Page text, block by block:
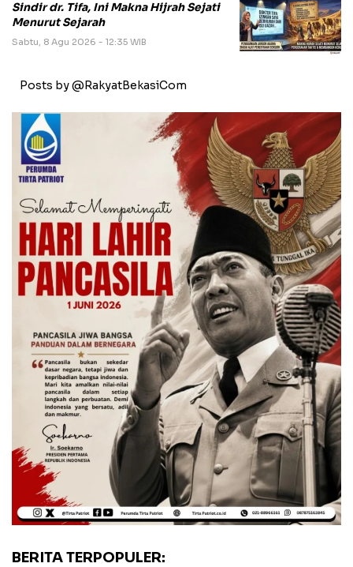
Sindir dr. Tifa, Ini Makna Hijrah Sejati
Menurut Sejarah
Sabtu, 8 Agu 2026 - 12:35 WIB
Posts by @RakyatBekasiCom
BERITA TERPOPULER: